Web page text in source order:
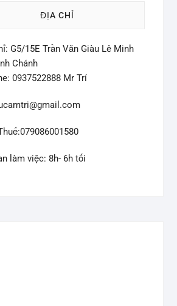
ĐỊA CHỈ
G5/15E Trần Văn Giàu Lê Minh
Chánh
0937522888 Mr Trí
làm việc: 8h- 6h tối